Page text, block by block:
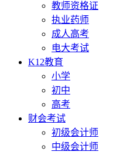
教师资格证
执业药师
成人高考
电大考试
K12教育
小学
初中
高考
财会考试
初级会计师
中级会计师